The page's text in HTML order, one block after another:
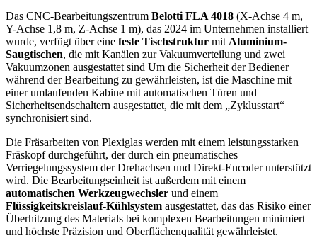
Das CNC-Bearbeitungszentrum Belotti FLA 4018 (X-Achse 4 m,
Y-Achse 1,8 m, Z-Achse 1 m), das 2024 im Unternehmen installiert
wurde, verfügt über eine feste Tischstruktur mit Aluminium-
Saugtischen, die mit Kanälen zur Vakuumverteilung und zwei
Vakuumzonen ausgestattet sind Um die Sicherheit der Bediener
während der Bearbeitung zu gewährleisten, ist die Maschine mit
einer umlaufenden Kabine mit automatischen Türen und
Sicherheitsendschaltern ausgestattet, die mit dem „Zyklusstart“
synchronisiert sind.
Die Fräsarbeiten von Plexiglas werden mit einem leistungsstarken
Fräskopf durchgeführt, der durch ein pneumatisches
Verriegelungssystem der Drehachsen und Direkt-Encoder unterstützt
wird. Die Bearbeitungseinheit ist außerdem mit einem
automatischen Werkzeugwechsler und einem
Flüssigkeitskreislauf-Kühlsystem ausgestattet, das das Risiko einer
Überhitzung des Materials bei komplexen Bearbeitungen minimiert
und höchste Präzision und Oberflächenqualität gewährleistet.